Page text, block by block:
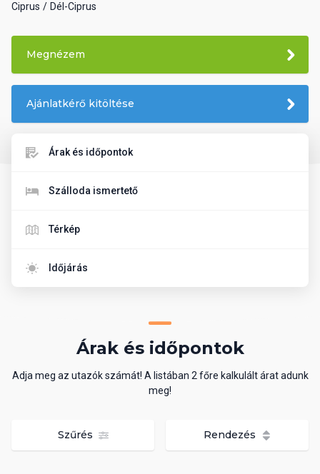
Ciprus Dél-Ciprus
Megnézem
Ajánlatkérő kitöltése
Árak és időpontok
Szálloda ismertető
Térkép
Időjárás
Árak és időpontok
Adja meg az utazók számát! A listában 2 főre kalkulált árat adunk
meg!
Szűrés Rendezés